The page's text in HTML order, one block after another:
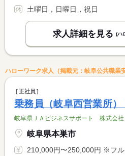
土曜日，日曜日，祝日
求人詳細を見る (ハ
ハローワーク求人（掲載元：岐阜公共職業
正社員
乗務員（岐阜西営業所）
岐阜県ＪＡビジネスサポート 株式会社
岐阜県本巣市
210,000円〜250,000円 ※フルタイム求人の場合は月額（換算額